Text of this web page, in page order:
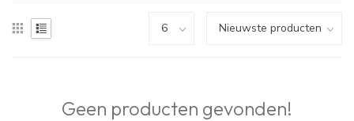
Geen producten gevonden!